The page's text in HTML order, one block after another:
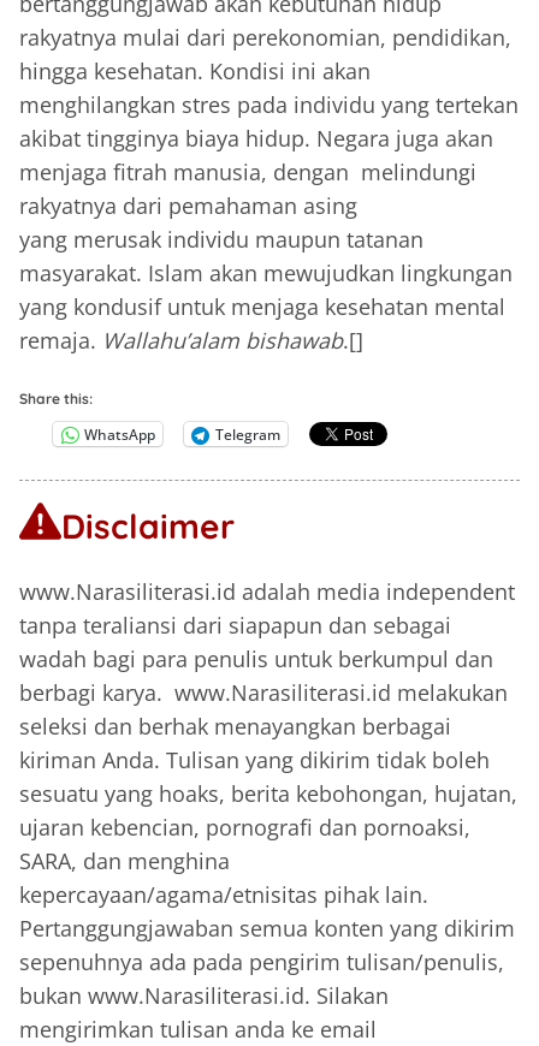
rakyatnya mulai dari perekonomian, pendidikan,
hingga kesehatan. Kondisi ini akan
menghilangkan stres pada individu yang tertekan
akibat tingginya biaya hidup. Negara juga akan
menjaga fitrah manusia, dengan melindungi
rakyatnya dari pemahaman asing
yang merusak individu maupun tatanan
masyarakat. Islam akan mewujudkan lingkungan
yang kondusif untuk menjaga kesehatan mental
remaja. Wallahu’alam bishawab.[]
Share this:
WhatsApp Telegram
Disclaimer
www.Narasiliterasi.id adalah media independent
tanpa teraliansi dari siapapun dan sebagai
wadah bagi para penulis untuk berkumpul dan
berbagi karya. www.Narasiliterasi.id melakukan
seleksi dan berhak menayangkan berbagai
kiriman Anda. Tulisan yang dikirim tidak boleh
sesuatu yang hoaks, berita kebohongan, hujatan,
ujaran kebencian, pornografi dan pornoaksi,
SARA, dan menghina
kepercayaan/agama/etnisitas pihak lain.
Pertanggungjawaban semua konten yang dikirim
sepenuhnya ada pada pengirim tulisan/penulis,
bukan www.Narasiliterasi.id. Silakan
mengirimkan tulisan anda ke email